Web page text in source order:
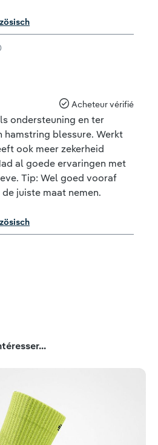
Acheteur vérifié
ondersteuning en ter
hamstring blessure. Werkt
ook meer zekerheid
al goede ervaringen met
Tip: Wel goed vooraf
juiste maat nemen.